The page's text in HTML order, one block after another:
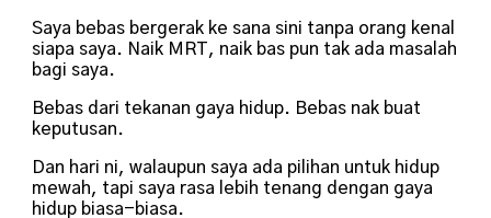
Saya bebas bergerak ke sana sini tanpa orang kenal
siapa saya. Naik MRT, naik bas pun tak ada masalah
bagi saya.
Bebas dari tekanan gaya hidup. Bebas nak buat
keputusan.
Dan hari ni, walaupun saya ada pilihan untuk hidup
mewah, tapi saya rasa lebih tenang dengan gaya
hidup biasa-biasa.